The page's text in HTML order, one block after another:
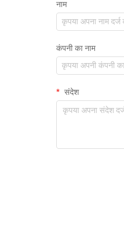
नाम
कंपनी का नाम
संदेश